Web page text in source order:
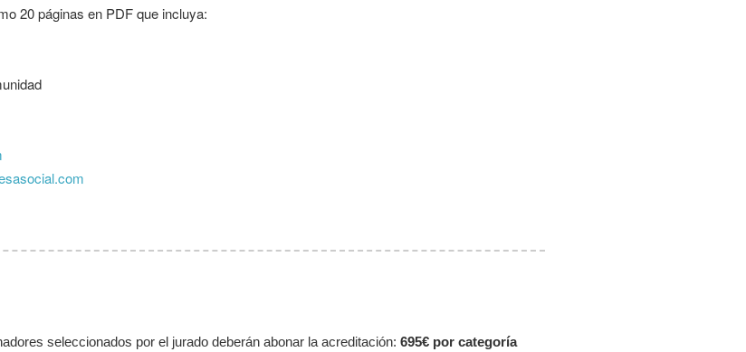
20 páginas en PDF que incluya:
seleccionados por el jurado deberán abonar la acreditación: 695€ por categoría